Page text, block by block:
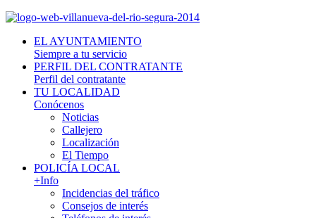
EL AYUNTAMIENTO
Siempre a tu servicio
PERFIL DEL CONTRATANTE
Perfil del contratante
TU LOCALIDAD
Conócenos
Noticias
Callejero
Localización
El Tiempo
POLICÍA LOCAL
+Info
Incidencias del tráfico
Consejos de interés